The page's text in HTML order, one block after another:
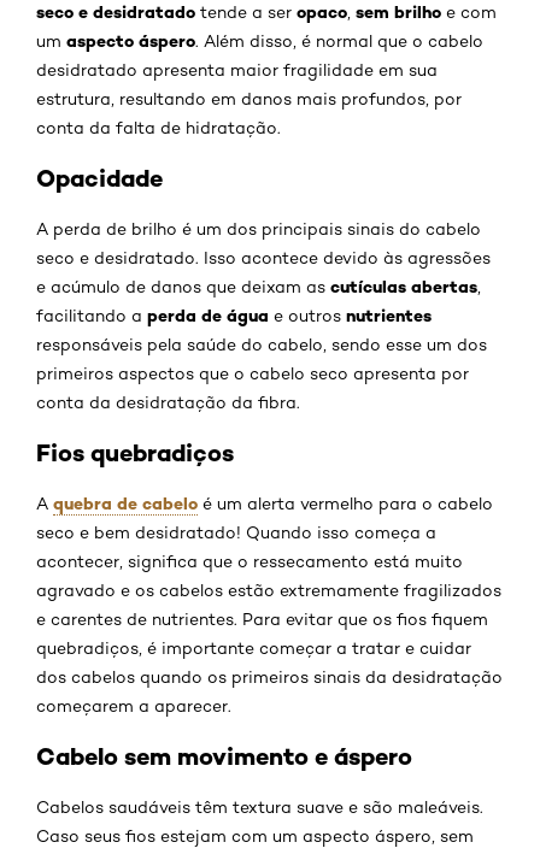
seco e desidratado tende a ser opaco sem brilho e com
um aspecto áspero. Além disso, é normal que o cabelo
desidratado apresenta maior fragilidade em sua
estrutura, resultando em danos mais profundos, por
conta da falta de hidratação.
Opacidade
A perda de brilho é um dos principais sinais do cabelo
seco e desidratado. Isso acontece devido às agressões
e acúmulo de danos que deixam as cutículas abertas
facilitando a perda de água e outros nutrientes
responsáveis pela saúde do cabelo, sendo esse um dos
primeiros aspectos que o cabelo seco apresenta por
conta da desidratação da fibra.
Fios quebradiços
A quebra de cabelo é um alerta vermelho para o cabelo
seco e bem desidratado! Quando isso começa a
acontecer, significa que o ressecamento está muito
agravado e os cabelos estão extremamente fragilizados
e carentes de nutrientes. Para evitar que os fios fiquem
quebradiços, é importante começar a tratar e cuidar
dos cabelos quando os primeiros sinais da desidratação
começarem a aparecer.
Cabelo sem movimento e áspero
Cabelos saudáveis têm textura suave e são maleáveis.
Caso seus fios estejam com um aspecto áspero, sem